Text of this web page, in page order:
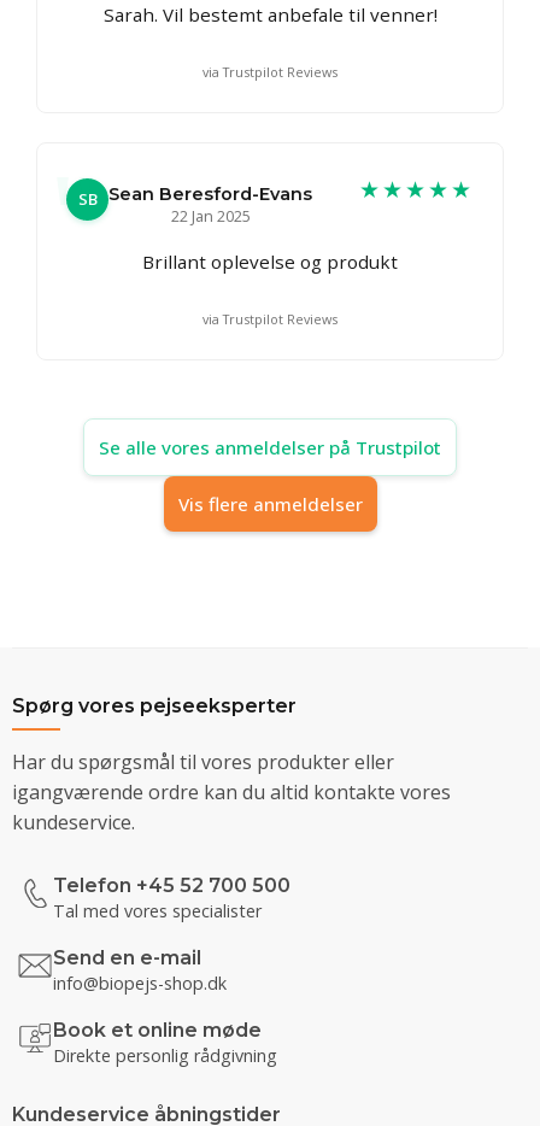
Sarah. Vil bestemt anbefale til venner!
via Trustpilot Reviews
SB Sean Beresford-Evans
22 Jan 2025
★★★★★
Brillant oplevelse og produkt
via Trustpilot Reviews
Se alle vores anmeldelser på Trustpilot
Vis flere anmeldelser
Spørg vores pejseeksperter
Har du spørgsmål til vores produkter eller
igangværende ordre kan du altid kontakte vores
kundeservice.
Telefon +45 52 700 500
Tal med vores specialister
Send en e-mail
info@biopejs-shop.dk
Book et online møde
Direkte personlig rådgivning
Kundeservice åbningstider